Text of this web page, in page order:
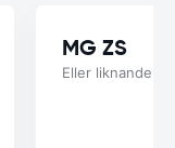
MG ZS
Eller liknande